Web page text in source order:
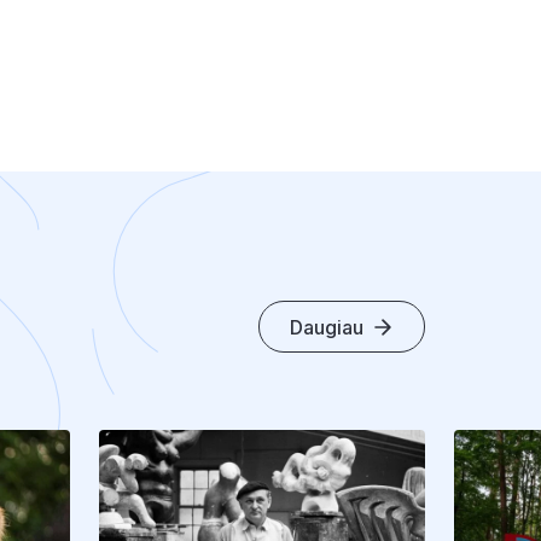
Daugiau